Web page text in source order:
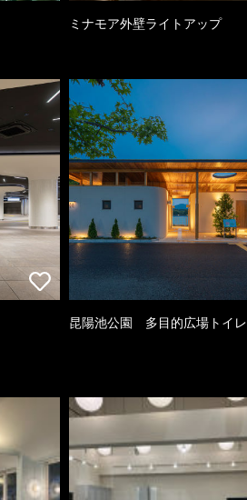
ミナモア外壁ライトアップ
昆陽池公園 多目的広場トイレ